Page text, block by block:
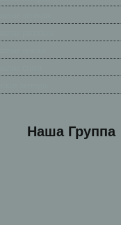
Наша Группа